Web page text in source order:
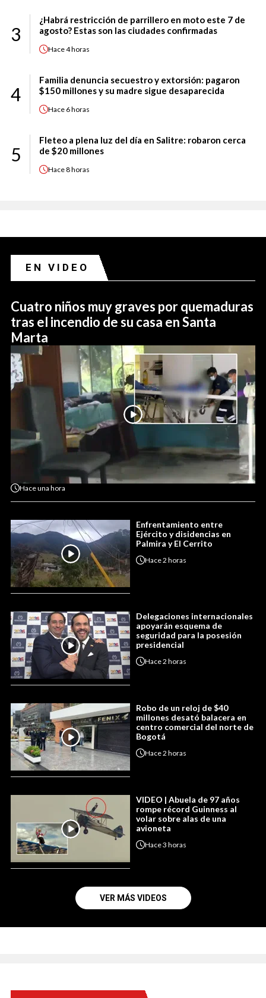
3
¿Habrá restricción de parrillero en moto este 7 de
agosto? Estas son las ciudades confirmadas
Hace4 horas
4
Familia denuncia secuestro y extorsión: pagaron
$150 millones y su madre sigue desaparecida
Hace 6 horas
5
Fleteo a plena luz del día en Salitre: robaron cerca
de $20 millones
Hace8 horas
EN VIDEO
Cuatro niños muy graves por quemaduras
tras el incendio de su casa en Santa
Marta
Haceuna hora
Enfrentamiento entre
Ejército y disidencias en
Palmira y El Cerrito
Hace2 horas
Delegaciones internacionales
apoyarán esquema de
seguridad para la posesión
presidencial
Hace2 horas
Robo de un reloj de $40
millones desató balacera en
centro comercial del norte de
Bogotá
Hace2 horas
VIDEO | Abuela de 97 años
rompe récord Guinness al
volar sobre alas de una
avioneta
Hace3 horas
VER MÁS VIDEOS